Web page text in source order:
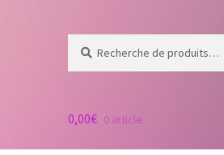
pour :
0,00€ 0 article